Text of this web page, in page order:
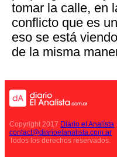
tomar la calle, en
conflicto que es
eso se está
de la misma
Copyright 2017 Diario el Analísta
contact@diarioelanalista.com.ar
Todos los derechos reservados.